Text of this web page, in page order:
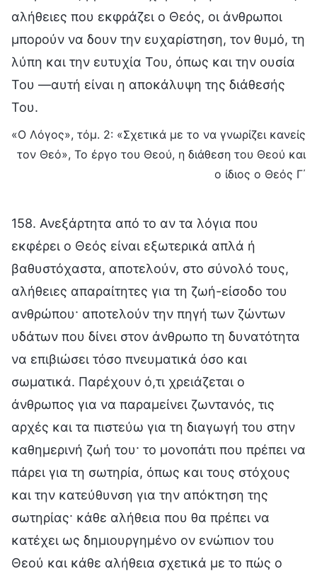
αλήθειες που εκφράζει ο Θεός, οι άνθρωποι
μπορούν να δουν την ευχαρίστηση, τον θυμό, τη
λύπη και την ευτυχία Του, όπως και την ουσία
Του —αυτή είναι η αποκάλυψη της διάθεσής
Του.
«Ο Λόγος», τόμ. 2: «Σχετικά με το να γνωρίζει κανείς
τον Θεό», Το έργο του Θεού, η διάθεση του Θεού και
ο ίδιος ο Θεός Γ΄
158. Ανεξάρτητα από το αν τα λόγια που
εκφέρει ο Θεός είναι εξωτερικά απλά ή
βαθυστόχαστα, αποτελούν, στο σύνολό τους,
αλήθειες απαραίτητες για τη ζωή-είσοδο του
ανθρώπου· αποτελούν την πηγή των ζώντων
υδάτων που δίνει στον άνθρωπο τη δυνατότητα
να επιβιώσει τόσο πνευματικά όσο και
σωματικά. Παρέχουν ό,τι χρειάζεται ο
άνθρωπος για να παραμείνει ζωντανός, τις
αρχές και τα πιστεύω για τη διαγωγή του στην
καθημερινή ζωή του· το μονοπάτι που πρέπει να
πάρει για τη σωτηρία, όπως και τους στόχους
και την κατεύθυνση για την απόκτηση της
σωτηρίας· κάθε αλήθεια που θα πρέπει να
κατέχει ως δημιουργημένο ον ενώπιον του
Θεού και κάθε αλήθεια σχετικά με το πώς ο